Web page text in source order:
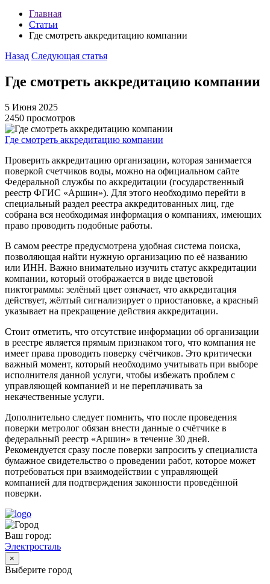
Главная
Статьи
Где смотреть аккредитацию компании
Назад Следующая статья
Где смотреть аккредитацию компании
5 Июня 2025
2450 просмотров
Где смотреть аккредитацию компании
Проверить аккредитацию организации, которая занимается
поверкой счетчиков воды, можно на официальном сайте
Федеральной службы по аккредитации (государственный
реестр ФГИС «Аршин»). Для этого необходимо перейти в
специальный раздел реестра аккредитованных лиц, где
собрана вся необходимая информация о компаниях, имеющих
право проводить подобные работы.
В самом реестре предусмотрена удобная система поиска,
позволяющая найти нужную организацию по её названию
или ИНН. Важно внимательно изучить статус аккредитации
компании, который отображается в виде цветовой
пиктограммы: зелёный цвет означает, что аккредитация
действует, жёлтый сигнализирует о приостановке, а красный
указывает на прекращение действия аккредитации.
Стоит отметить, что отсутствие информации об организации
в реестре является прямым признаком того, что компания не
имеет права проводить поверку счётчиков. Это критически
важный момент, который необходимо учитывать при выборе
исполнителя данной услуги, чтобы избежать проблем с
управляющей компанией и не переплачивать за
некачественные услуги.
Дополнительно следует помнить, что после проведения
поверки метролог обязан внести данные о счётчике в
федеральный реестр «Аршин» в течение 30 дней.
Рекомендуется сразу после поверки запросить у специалиста
бумажное свидетельство о проведении работ, которое может
потребоваться при взаимодействии с управляющей
компанией для подтверждения законности проведённой
поверки.
Ваш город:
Электросталь
×
Выберите город